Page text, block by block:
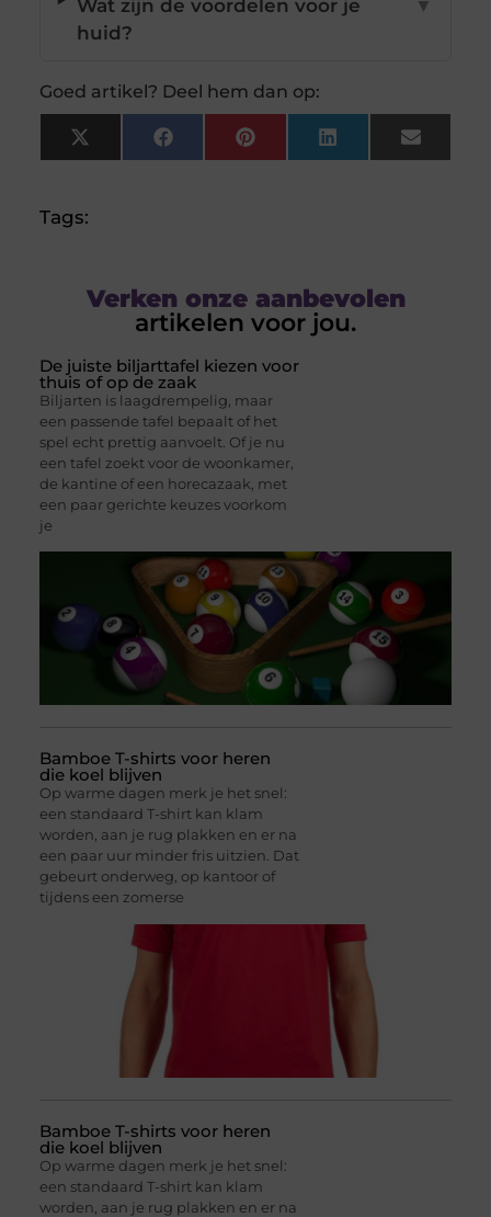
Wat zijn de voordelen voor je
huid?
▼
Goed artikel? Deel hem dan op:
X
(Twitter)
FacebookPinterestLinkedInEmail
Tags:
Verken onze aanbevolen
artikelen voor jou.
De juiste biljarttafel kiezen voor
thuis of op de zaak
Biljarten is laagdrempelig, maar
een passende tafel bepaalt of het
spel echt prettig aanvoelt. Of je nu
een tafel zoekt voor de woonkamer,
de kantine of een horecazaak, met
een paar gerichte keuzes voorkom
je
Bamboe T-shirts voor heren
die koel blijven
Op warme dagen merk je het snel:
een standaard T-shirt kan klam
worden, aan je rug plakken en er na
een paar uur minder fris uitzien. Dat
gebeurt onderweg, op kantoor of
tijdens een zomerse
Bamboe T-shirts voor heren
die koel blijven
Op warme dagen merk je het snel:
een standaard T-shirt kan klam
worden, aan je rug plakken en er na